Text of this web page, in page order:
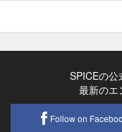
SPICEの
最新のエ
Follow on